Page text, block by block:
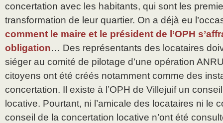
concertation avec les habitants, qui sont les
transformation de leur quartier. On a déjà eu
comment le maire et le président de l’OPH
obligation… Des représentants des locataires
siéger au comité de pilotage d’une opération
citoyens ont été créés notamment comme des
concertation. Il existe à l’OPH de Villejuif un
locative. Pourtant, ni l’amicale des locataires ni le
conseil de la concertation locative n’ont été